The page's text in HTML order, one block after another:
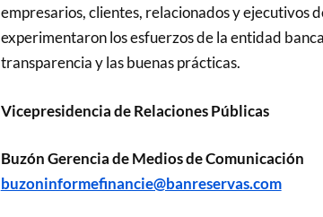
empresarios, clientes, relacionados y ejecutivos
experimentaron los esfuerzos de la entidad
transparencia y las buenas prácticas.
Vicepresidencia de Relaciones Públicas
Buzón Gerencia de Medios de Comunicación
buzoninformefinancie@banreservas.com